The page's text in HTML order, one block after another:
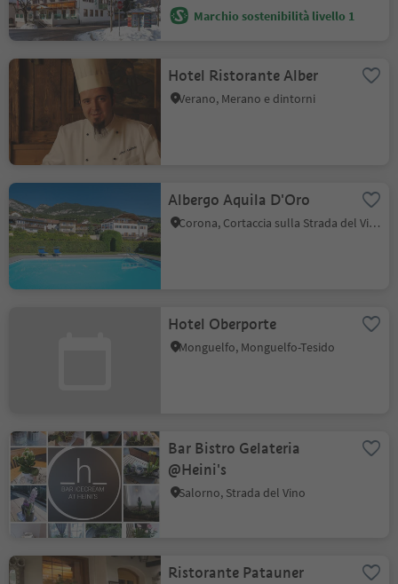
Marchio sostenibilità livello 1
Hotel Ristorante Alber
Verano, Merano e dintorni
Albergo Aquila D'Oro
Corona, Cortaccia sulla Strada del Vino, Strada del Vino
Hotel Oberporte
Monguelfo, Monguelfo-Tesido
Bar Bistro Gelateria
@Heini's
Salorno, Strada del Vino
Ristorante Patauner